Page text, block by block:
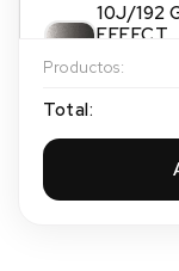
10J/192
EFFECT
100 en
Productos:
Total: